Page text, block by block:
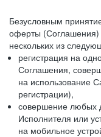
Безусловным
оферты (Соглашения)
нескольких из
регистрация на
Соглашения,
на использование
регистрации),
совершение любых
Исполнителя или
на мобильное